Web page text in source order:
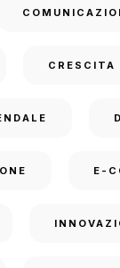
CRESCITA
E-